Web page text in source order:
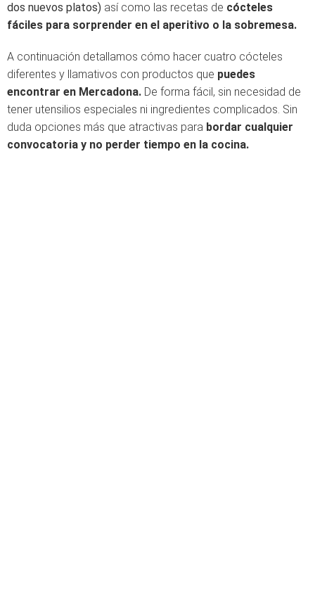
dos nuevos platos) así como las recetas de cócteles
fáciles para sorprender en el aperitivo o la sobremesa.
A continuación detallamos cómo hacer cuatro cócteles
diferentes y llamativos con productos que puedes
encontrar en Mercadona. De forma fácil, sin necesidad de
tener utensilios especiales ni ingredientes complicados. Sin
duda opciones más que atractivas para bordar cualquier
convocatoria y no perder tiempo en la cocina.